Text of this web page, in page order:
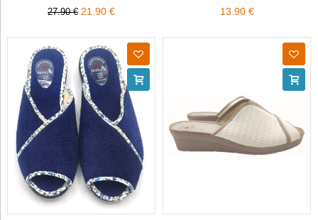
27.90 € 21.90 € 13.90 €